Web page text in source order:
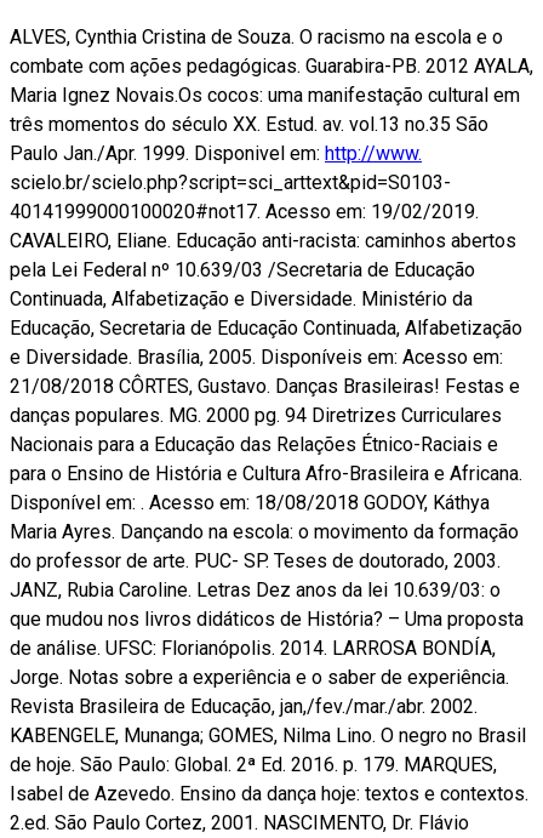
ALVES, Cynthia Cristina de Souza. O racismo na escola e o
combate com ações pedagógicas. Guarabira-PB. 2012 AYALA,
Maria Ignez Novais.Os cocos: uma manifestação cultural em
três momentos do século XX. Estud. av. vol.13 no.35 São
Paulo Jan./Apr. 1999. Disponivel em: http://www.
scielo.br/scielo.php?script=sci_arttext&pid=S0103-
40141999000100020#not17. Acesso em: 19/02/2019.
CAVALEIRO, Eliane. Educação anti-racista: caminhos abertos
pela Lei Federal nº 10.639/03 /Secretaria de Educação
Continuada, Alfabetização e Diversidade. Ministério da
Educação, Secretaria de Educação Continuada, Alfabetização
e Diversidade. Brasília, 2005. Disponíveis em: Acesso em:
21/08/2018 CÔRTES, Gustavo. Danças Brasileiras! Festas e
danças populares. MG. 2000 pg. 94 Diretrizes Curriculares
Nacionais para a Educação das Relações Étnico-Raciais e
para o Ensino de História e Cultura Afro-Brasileira e Africana.
Disponível em: . Acesso em: 18/08/2018 GODOY, Káthya
Maria Ayres. Dançando na escola: o movimento da formação
do professor de arte. PUC- SP. Teses de doutorado, 2003.
JANZ, Rubia Caroline. Letras Dez anos da lei 10.639/03: o
que mudou nos livros didáticos de História? – Uma proposta
de análise. UFSC: Florianópolis. 2014. LARROSA BONDÍA,
Jorge. Notas sobre a experiência e o saber de experiência.
Revista Brasileira de Educação, jan,/fev./mar./abr. 2002.
KABENGELE, Munanga; GOMES, Nilma Lino. O negro no Brasil
de hoje. São Paulo: Global. 2ª Ed. 2016. p. 179. MARQUES,
Isabel de Azevedo. Ensino da dança hoje: textos e contextos.
2.ed. São Paulo Cortez, 2001. NASCIMENTO, Dr. Flávio